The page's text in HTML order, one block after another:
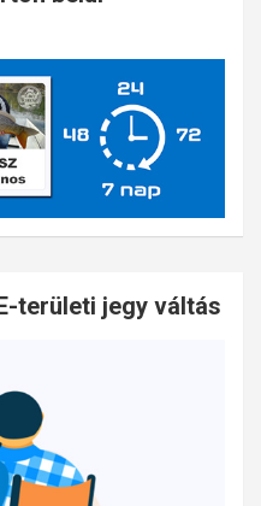
területi jegy váltás